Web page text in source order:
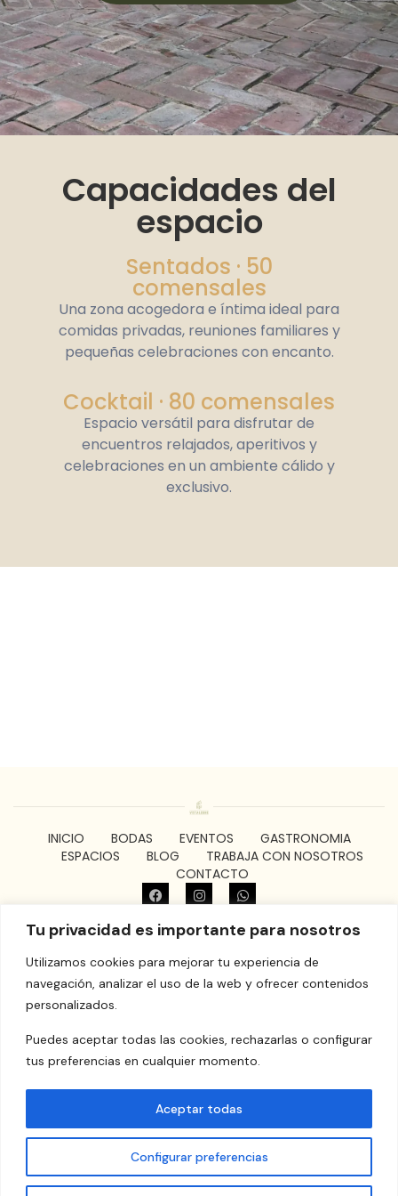
Tu privacidad es importante para nosotros
Utilizamos cookies para mejorar tu experiencia de
navegación, analizar el uso de la web y ofrecer contenidos
personalizados.
Puedes aceptar todas las cookies, rechazarlas o configurar
tus preferencias en cualquier momento.
Configurar preferencias
Aceptar todas
Capacidades del
espacio
Sentados · 50
comensales
Una zona acogedora e íntima ideal para
comidas privadas, reuniones familiares y
pequeñas celebraciones con encanto.
Cocktail · 80 comensales
Espacio versátil para disfrutar de
encuentros relajados, aperitivos y
celebraciones en un ambiente cálido y
exclusivo.
INICIO BODAS EVENTOS
GASTRONOMIA
ESPACIOS
BLOG
TRABAJA CON NOSOTROS
CONTACTO
grupomarinaalta@gmail.com
© Masia Vistalegre​ | Camino de Alcublas, s/n, 46117 Bétera,
Valencia